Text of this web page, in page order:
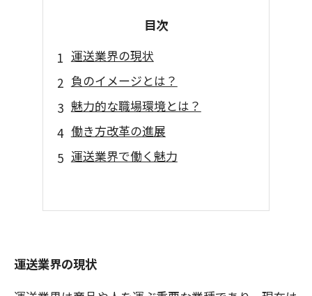
目次
運送業界の現状
負のイメージとは？
魅力的な職場環境とは？
働き方改革の進展
運送業界で働く魅力
運送業界の現状